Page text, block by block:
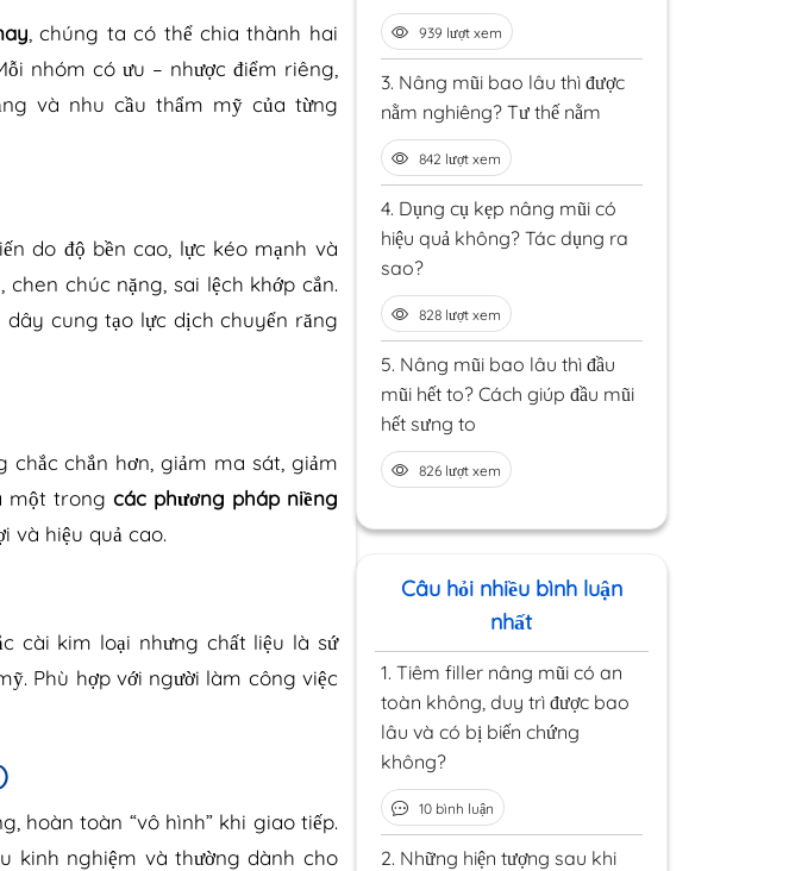
, chúng ta có thể chia thành hai
nhóm có ưu – nhược điểm riêng,
và nhu cầu thẩm mỹ của từng
do độ bền cao, lực kéo mạnh và
chúc nặng, sai lệch khớp cắn.
cung tạo lực dịch chuyển răng
chắn hơn, giảm ma sát, giảm
một trongcác phương pháp niềng
và hiệu quả cao.
cài kim loại nhưng chất liệu là sứ
Phù hợp với người làm công việc
hoàn toàn “vô hình” khi giao tiếp.
kinh nghiệm và thường dành cho
939 lượt xem
3. Nâng mũi bao lâu thì được
nằm nghiêng? Tư thế nằm
842 lượt xem
4. Dụng cụ kẹp nâng mũi có
hiệu quả không? Tác dụng ra
sao?
828 lượt xem
5. Nâng mũi bao lâu thì đầu
mũi hết to? Cách giúp đầu mũi
hết sưng to
826 lượt xem
Câu hỏi nhiều bình luận
nhất
1. Tiêm filler nâng mũi có an
toàn không, duy trì được bao
lâu và có bị biến chứng
không?
10 bình luận
2. Những hiện tượng sau khi